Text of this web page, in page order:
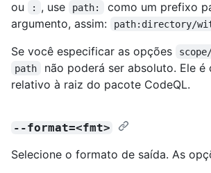
ou : , use path:
como um prefixo
argumento, assim:
path:directory/
Se você especificar as opções
path
não poderá ser absoluto. Ele é
relativo à raiz do pacote CodeQL.
--format=<fmt>
Selecione o formato de saída. As